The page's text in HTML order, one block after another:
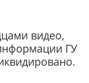
видео,
ГУ